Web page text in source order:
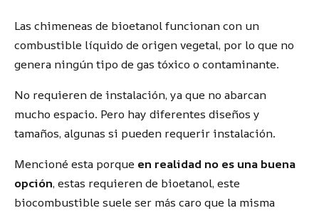
Las chimeneas de bioetanol funcionan con un
combustible líquido de origen vegetal, por lo que no
genera ningún tipo de gas tóxico o contaminante.
No requieren de instalación, ya que no abarcan
mucho espacio. Pero hay diferentes diseños y
tamaños, algunas si pueden requerir instalación.
Mencioné esta porque en realidad no es una buena
opción, estas requieren de bioetanol, este
biocombustible suele ser más caro que la misma